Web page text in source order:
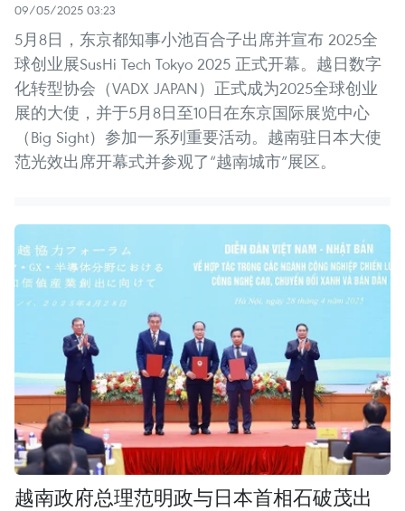
09/05/2025 03:23
5月8日，东京都知事小池百合子出席并宣布 2025全
球创业展SusHi Tech Tokyo 2025 正式开幕。越日数字
化转型协会（VADX JAPAN）正式成为2025全球创业
展的大使，并于5月8日至10日在东京国际展览中心
（Big Sight）参加一系列重要活动。越南驻日本大使
范光效出席开幕式并参观了“越南城市”展区。
越南政府总理范明政与日本首相石破茂出